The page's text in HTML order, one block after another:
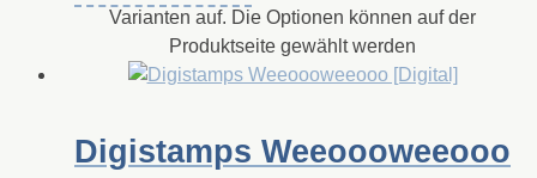
Varianten auf. Die Optionen können auf der
Produktseite gewählt werden
Digistamps Weeoooweeooo